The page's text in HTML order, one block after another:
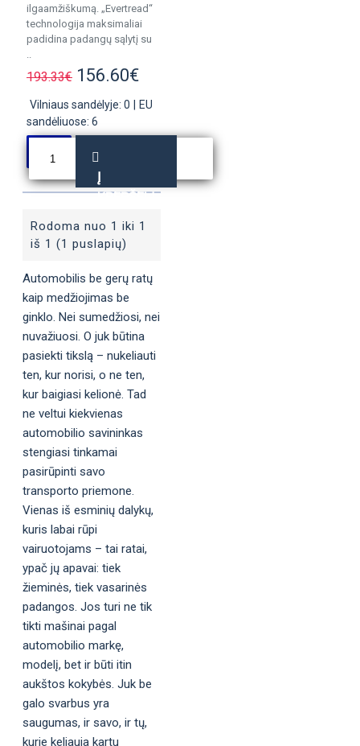
ilgaamžiškumą. „Evertread“
technologija maksimaliai
padidina padangų sąlytį su
..
193.33€ 156.60€
Vilniaus sandėlyje: 0
EU
sandėliuose: 6
Į
KREPŠELĮ
Rodoma nuo 1 iki 1
iš 1 (1 puslapių)
Automobilis be gerų ratų
kaip medžiojimas be
ginklo. Nei sumedžiosi, nei
nuvažiuosi. O juk būtina
pasiekti tikslą – nukeliauti
ten, kur norisi, o ne ten,
kur baigiasi kelionė. Tad
ne veltui kiekvienas
automobilio savininkas
stengiasi tinkamai
pasirūpinti savo
transporto priemone.
Vienas iš esminių dalykų,
kuris labai rūpi
vairuotojams – tai ratai,
ypač jų apavai: tiek
žieminės, tiek vasarinės
padangos. Jos turi ne tik
tikti mašinai pagal
automobilio markę,
modelį, bet ir būti itin
aukštos kokybės. Juk be
galo svarbus yra
saugumas, ir savo, ir tų,
kurie keliauja kartu